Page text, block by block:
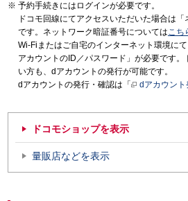
予約手続きにはログインが必要です。
ドコモ回線にてアクセスいただいた場合は
です。ネットワーク暗証番号についてはこち
Wi-Fiまたはご自宅のインターネット環境に
アカウントのID／パスワード」が必要です
い方も、dアカウントの発行が可能です。
dアカウントの発行・確認は「
dアカウント
ドコモショップを表示
量販店などを表示